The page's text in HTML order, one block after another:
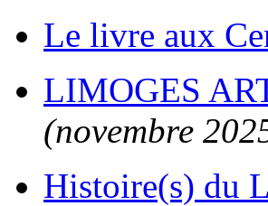
Le livre aux
LIMOGES
(novembre
Histoire(s) du